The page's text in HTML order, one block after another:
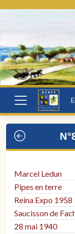
Marcel Ledun
Pipes en terre
Reina Expo 1958
Saucisson de
28 mai 1940